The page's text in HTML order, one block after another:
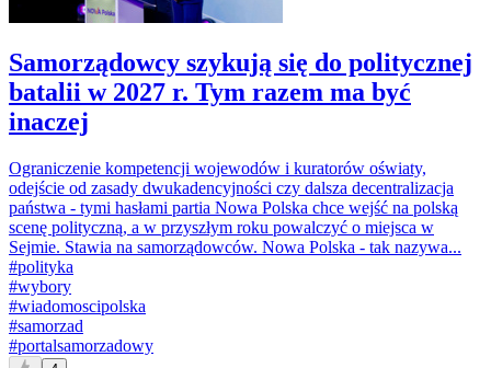
Samorządowcy szykują się do politycznej
batalii w 2027 r. Tym razem ma być
inaczej
Ograniczenie kompetencji wojewodów i kuratorów oświaty,
odejście od zasady dwukadencyjności czy dalsza decentralizacja
państwa - tymi hasłami partia Nowa Polska chce wejść na polską
scenę polityczną, a w przyszłym roku powalczyć o miejsca w
Sejmie. Stawia na samorządowców. Nowa Polska - tak nazywa...
#polityka
#wybory
#wiadomoscipolska
#samorzad
#portalsamorzadowy